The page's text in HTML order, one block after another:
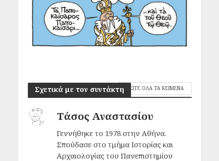
Σχετικά με τον συντάκτη ΔΕΙΤΕ ΟΛΑ ΤΑ ΚΕΙΜΕΝΑ
Τάσος Αναστασίου
Γεννήθηκε το 1978 στην Αθήνα.
Σπούδασε στο τμήμα Ιστορίας και
Αρχαιολογίας του Πανεπιστημίου